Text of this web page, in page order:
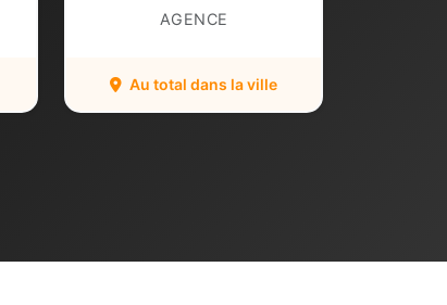
AGENCE
Au total dans la ville